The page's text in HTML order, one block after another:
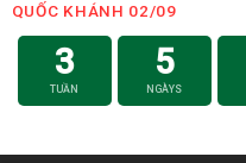
QUỐC KHÁNH 02/09
3
TUẦN
5
NGÀYS